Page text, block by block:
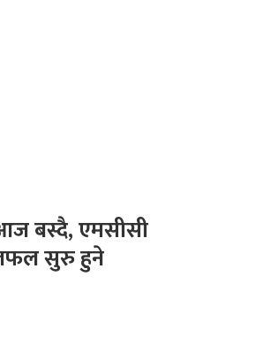
बस्दै, एमसीसी
सुरु हुने